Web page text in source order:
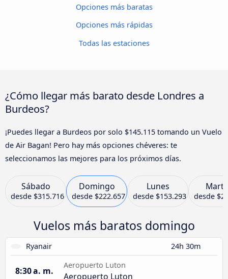
Opciones más baratas
Opciones más rápidas
Todas las estaciones
¿Cómo llegar más barato desde Londres a
Burdeos?
¡Puedes llegar a Burdeos por solo $145.115 tomando un Vuelo
de Air Bagan! Pero hay más opciones chéveres: te
seleccionamos las mejores para los próximos días.
Sábado
desde $315.716
Domingo
desde $222.657
Lunes
desde $153.293 desde
Vuelos más baratos domingo
Ryanair 24h 30m
8:30 a. m.
Aeropuerto Luton
Aeropuerto Luton